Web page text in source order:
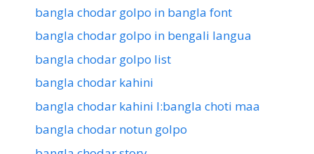
bangla chodar golpo in bangla font
bangla chodar golpo in bengali langua
bangla chodar golpo list
bangla chodar kahini
bangla chodar kahini l:bangla choti maa
bangla chodar notun golpo